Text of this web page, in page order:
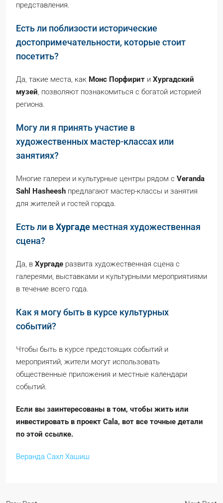
представления.
Есть ли поблизости исторические
достопримечательности, которые стоит
посетить?
Да, такие места, как Монс Порфирит и Хургадский
музей, позволяют познакомиться с богатой историей
региона.
Могу ли я принять участие в
художественных мастер-классах или
занятиях?
Многие галереи и культурные центры рядом с Veranda
Sahl Hasheesh предлагают мастер-классы и занятия
для жителей и гостей города.
Есть ли вХургаде местная художественная
сцена?
Да, в Хургаде развита художественная сцена с
галереями, выставками и культурными мероприятиями
в течение всего года.
Как я могу быть в курсе культурных
событий?
Чтобы быть в курсе предстоящих событий и
мероприятий, жители могут использовать
общественные приложения и местные календари
событий.
Если вы заинтересованы в том, чтобы жить или
инвестировать в проект Cala, вот все точные детали
по этой ссылке.
Веранда Сахл Хашиш